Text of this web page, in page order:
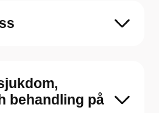
behandling på